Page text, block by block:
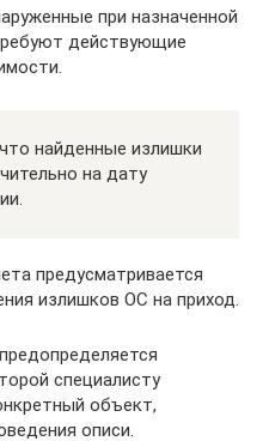
при назначенной
действующие
найденные излишки
на дату
предусматривается
излишков ОС на приход.
специалисту
объект,
описи.